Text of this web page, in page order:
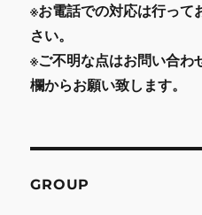
※お電話での対応は行って
さい。
※ご不明な点はお問い合わ
欄からお願い致します。
GROUP